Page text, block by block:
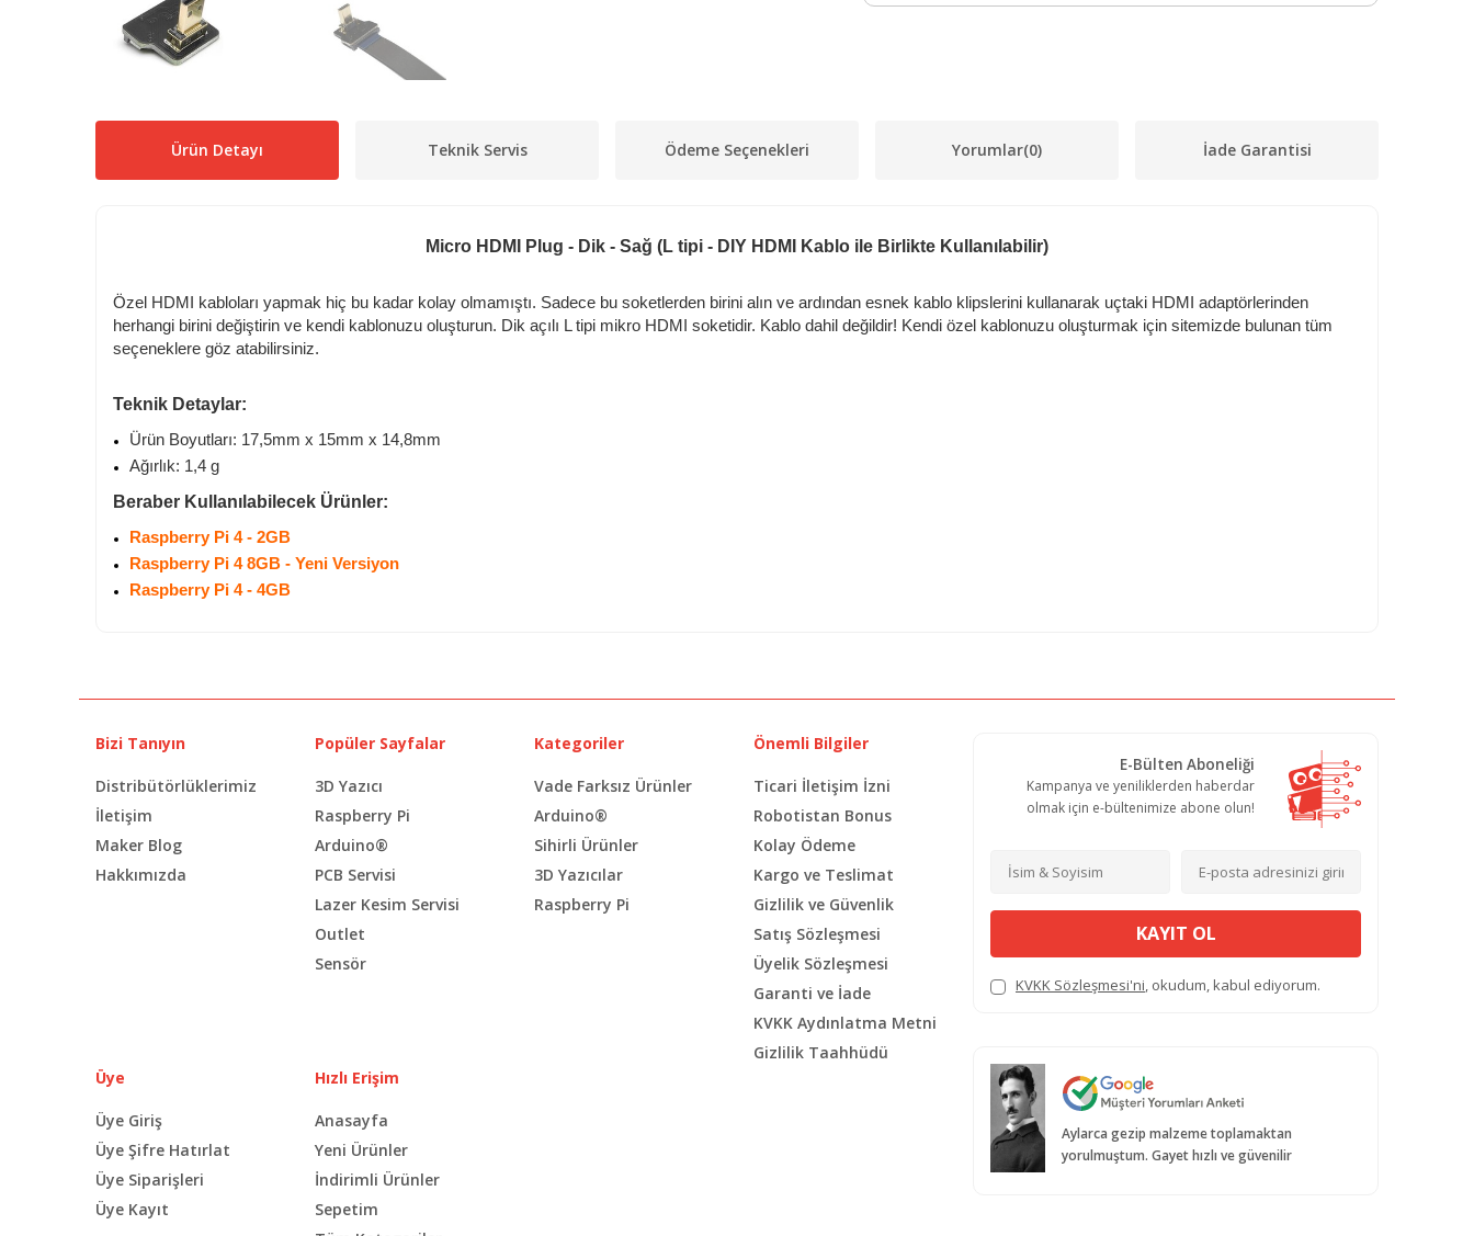
Ürün Detayı Teknik Servis Ödeme Seçenekleri Yorumlar(0) İade Garantisi
Micro HDMI Plug - Dik - Sağ (L tipi - DIY HDMI Kablo ile Birlikte Kullanılabilir)
Özel HDMI kabloları yapmak hiç bu kadar kolay olmamıştı. Sadece bu soketlerden birini alın ve ardından esnek kablo klipslerini kullanarak uçtaki HDMI adaptörlerinden
herhangi birini değiştirin ve kendi kablonuzu oluşturun. Dik açılı L tipi mikro HDMI soketidir. Kablo dahil değildir! Kendi özel kablonuzu oluşturmak için sitemizde bulunan tüm
seçeneklere göz atabilirsiniz.
Teknik Detaylar:
Ürün Boyutları: 17,5mm x 15mm x 14,8mm
Ağırlık: 1,4 g
Beraber Kullanılabilecek Ürünler:
Raspberry Pi 4 - 2GB
Raspberry Pi 4 8GB - Yeni Versiyon
Raspberry Pi 4 - 4GB
Bizi Tanıyın
Distribütörlüklerimiz
İletişim
Maker Blog
Hakkımızda
Popüler Sayfalar
3D Yazıcı
Raspberry Pi
Arduino®
PCB Servisi
Lazer Kesim Servisi
Outlet
Sensör
Kategoriler
Vade Farksız Ürünler
Arduino®
Sihirli Ürünler
3D Yazıcılar
Raspberry Pi
Önemli Bilgiler
Ticari İletişim İzni
Robotistan Bonus
Kolay Ödeme
Kargo ve Teslimat
Gizlilik ve Güvenlik
Satış Sözleşmesi
Üyelik Sözleşmesi
Garanti ve İade
KVKK Aydınlatma Metni
Gizlilik Taahhüdü
Üye
Üye Giriş
Üye Şifre Hatırlat
Üye Siparişleri
Üye Kayıt
Hızlı Erişim
Anasayfa
Yeni Ürünler
İndirimli Ürünler
Sepetim
E-Bülten Aboneliği
Kampanya ve yeniliklerden haberdar
olmak için e-bültenimize abone olun!
KAYIT OL
KVKK Sözleşmesi'ni, okudum, kabul ediyorum.
Aylarca gezip malzeme toplamaktan
yorulmuştum. Gayet hızlı ve güvenilir